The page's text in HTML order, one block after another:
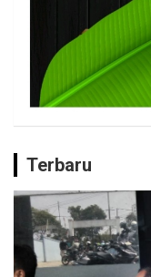
Terbaru